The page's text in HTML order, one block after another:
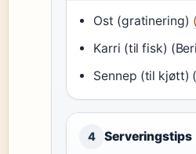
Ost (gratinering)
Karri (til fisk)
Sennep (til kjøtt)
4 Serveringstips